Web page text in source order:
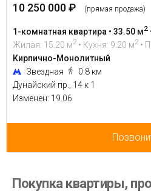
10 250 000 ₽ (прямая продажа)
1-комнатная квартира • 33.50 м2
Жилая: 15.20 м2 • Кухня: 9.20 м2 •
Кирпично-Монолитный
Звездная
0.8 км
Дунайский пр., 14 к 1
Изменен: 19.06
Покупка квартиры,